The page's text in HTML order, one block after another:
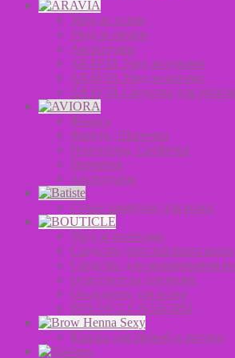
Уход за телом
Уход за лицом
Аксессуары
ARAVIA Уход за руками
ARAVIA Уход за ногами
ARAVIA Средства для
Фольга
Фартук, Шапочки
Полотенца, Салфетки
Перчатки
Аксессуары
Сухие шампуни для волос
Уход за волосами
Средства для стайлинга волос
Средства для окрашивания
Осветлители для волос
Оксиданты для волос
BOUTICLE НАБОРЫ
Краска для бровей и ресниц